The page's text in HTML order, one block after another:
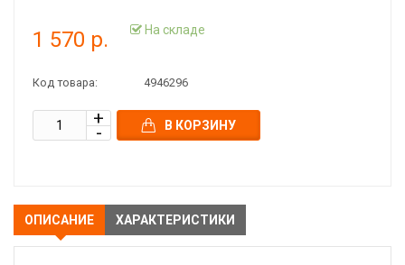
1 570 р. На складе
Код товара: 4946296
В КОРЗИНУ
ОПИСАНИЕ ХАРАКТЕРИСТИКИ